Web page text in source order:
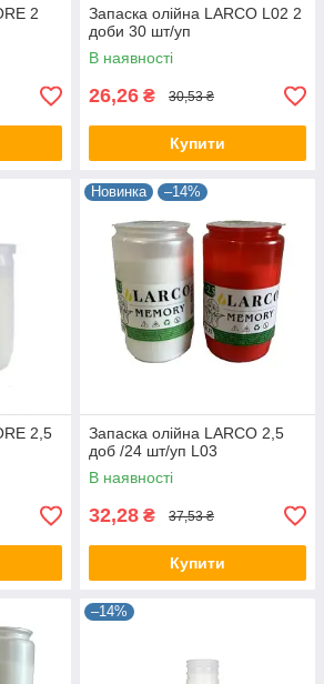
2
Запаска олійна LARCO L02 2
доби 30 шт/уп
В наявності
26,26 ₴ 30,53 ₴
Купити
2,5
Новинка –14%
Запаска олійна LARCO 2,5
доб /24 шт/уп L03
В наявності
32,28 ₴ 37,53 ₴
Купити
–14%